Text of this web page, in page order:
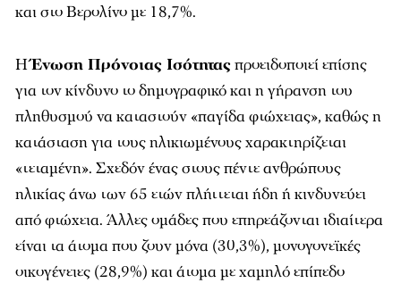
και στο Βερολίνο με 18,7%.
ΗΈνωση Πρόνοιας Ισότηταςπροειδοποιεί επίσης
για τον κίνδυνο το δημογραφικό και η γήρανση του
πληθυσμού να καταστούν «παγίδα φτώχειας», καθώς η
κατάσταση για τους ηλικιωμένους χαρακτηρίζεται
«τεταμένη». Σχεδόν ένας στους πέντε ανθρώπους
ηλικίας άνω των 65 ετών πλήττεται ήδη ή κινδυνεύει
από φτώχεια. Άλλες ομάδες που επηρεάζονται ιδιαίτερα
είναι τα άτομα που ζουν μόνα (30,3%), μονογονεϊκές
οικογένειες (28,9%) και άτομα με χαμηλό επίπεδο